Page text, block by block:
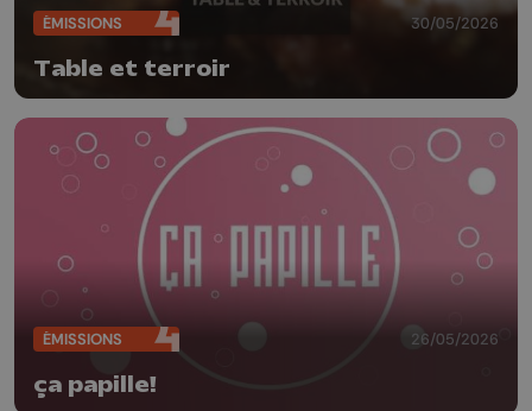
ÉMISSIONS 30/05/2026
Table et terroir
ÉMISSIONS 26/05/2026
ça papille!